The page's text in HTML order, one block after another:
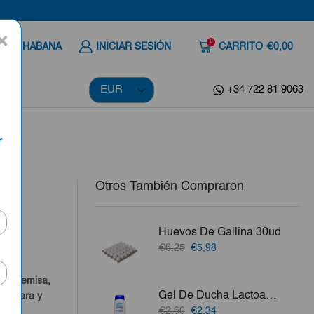
A LA HABANA INICIAR SESIÓN 0 CARRITO €0,00
+34 722 81 9063
Artemisa,
Clara y
Otros También Compraron
Huevos De Gallina 30ud
€6,25 El
€6,25.
€5,98El
€5,98.
Gel De Ducha Lactoadvance IE 750ml
€2,60 El
€2,34El